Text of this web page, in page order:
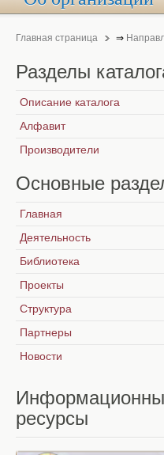
Главная страница ⇒
Разделы
Описание каталога
Алфавит
Производители
Основные
Главная
Деятельность
Библиотека
Проекты
Структура
Партнеры
Новости
ресурсы